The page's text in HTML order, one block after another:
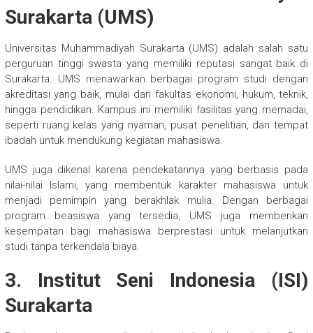
Surakarta (UMS)
Universitas Muhammadiyah Surakarta (UMS) adalah salah satu
perguruan tinggi swasta yang memiliki reputasi sangat baik di
Surakarta. UMS menawarkan berbagai program studi dengan
akreditasi yang baik, mulai dari fakultas ekonomi, hukum, teknik,
hingga pendidikan. Kampus ini memiliki fasilitas yang memadai,
seperti ruang kelas yang nyaman, pusat penelitian, dan tempat
ibadah untuk mendukung kegiatan mahasiswa.
UMS juga dikenal karena pendekatannya yang berbasis pada
nilai-nilai Islami, yang membentuk karakter mahasiswa untuk
menjadi pemimpin yang berakhlak mulia. Dengan berbagai
program beasiswa yang tersedia, UMS juga memberikan
kesempatan bagi mahasiswa berprestasi untuk melanjutkan
studi tanpa terkendala biaya.
3. Institut Seni Indonesia (ISI)
Surakarta